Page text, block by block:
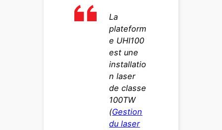
La
plateform
e UHI100
est une
installatio
n laser
de classe
100TW
(Gestion
du laser